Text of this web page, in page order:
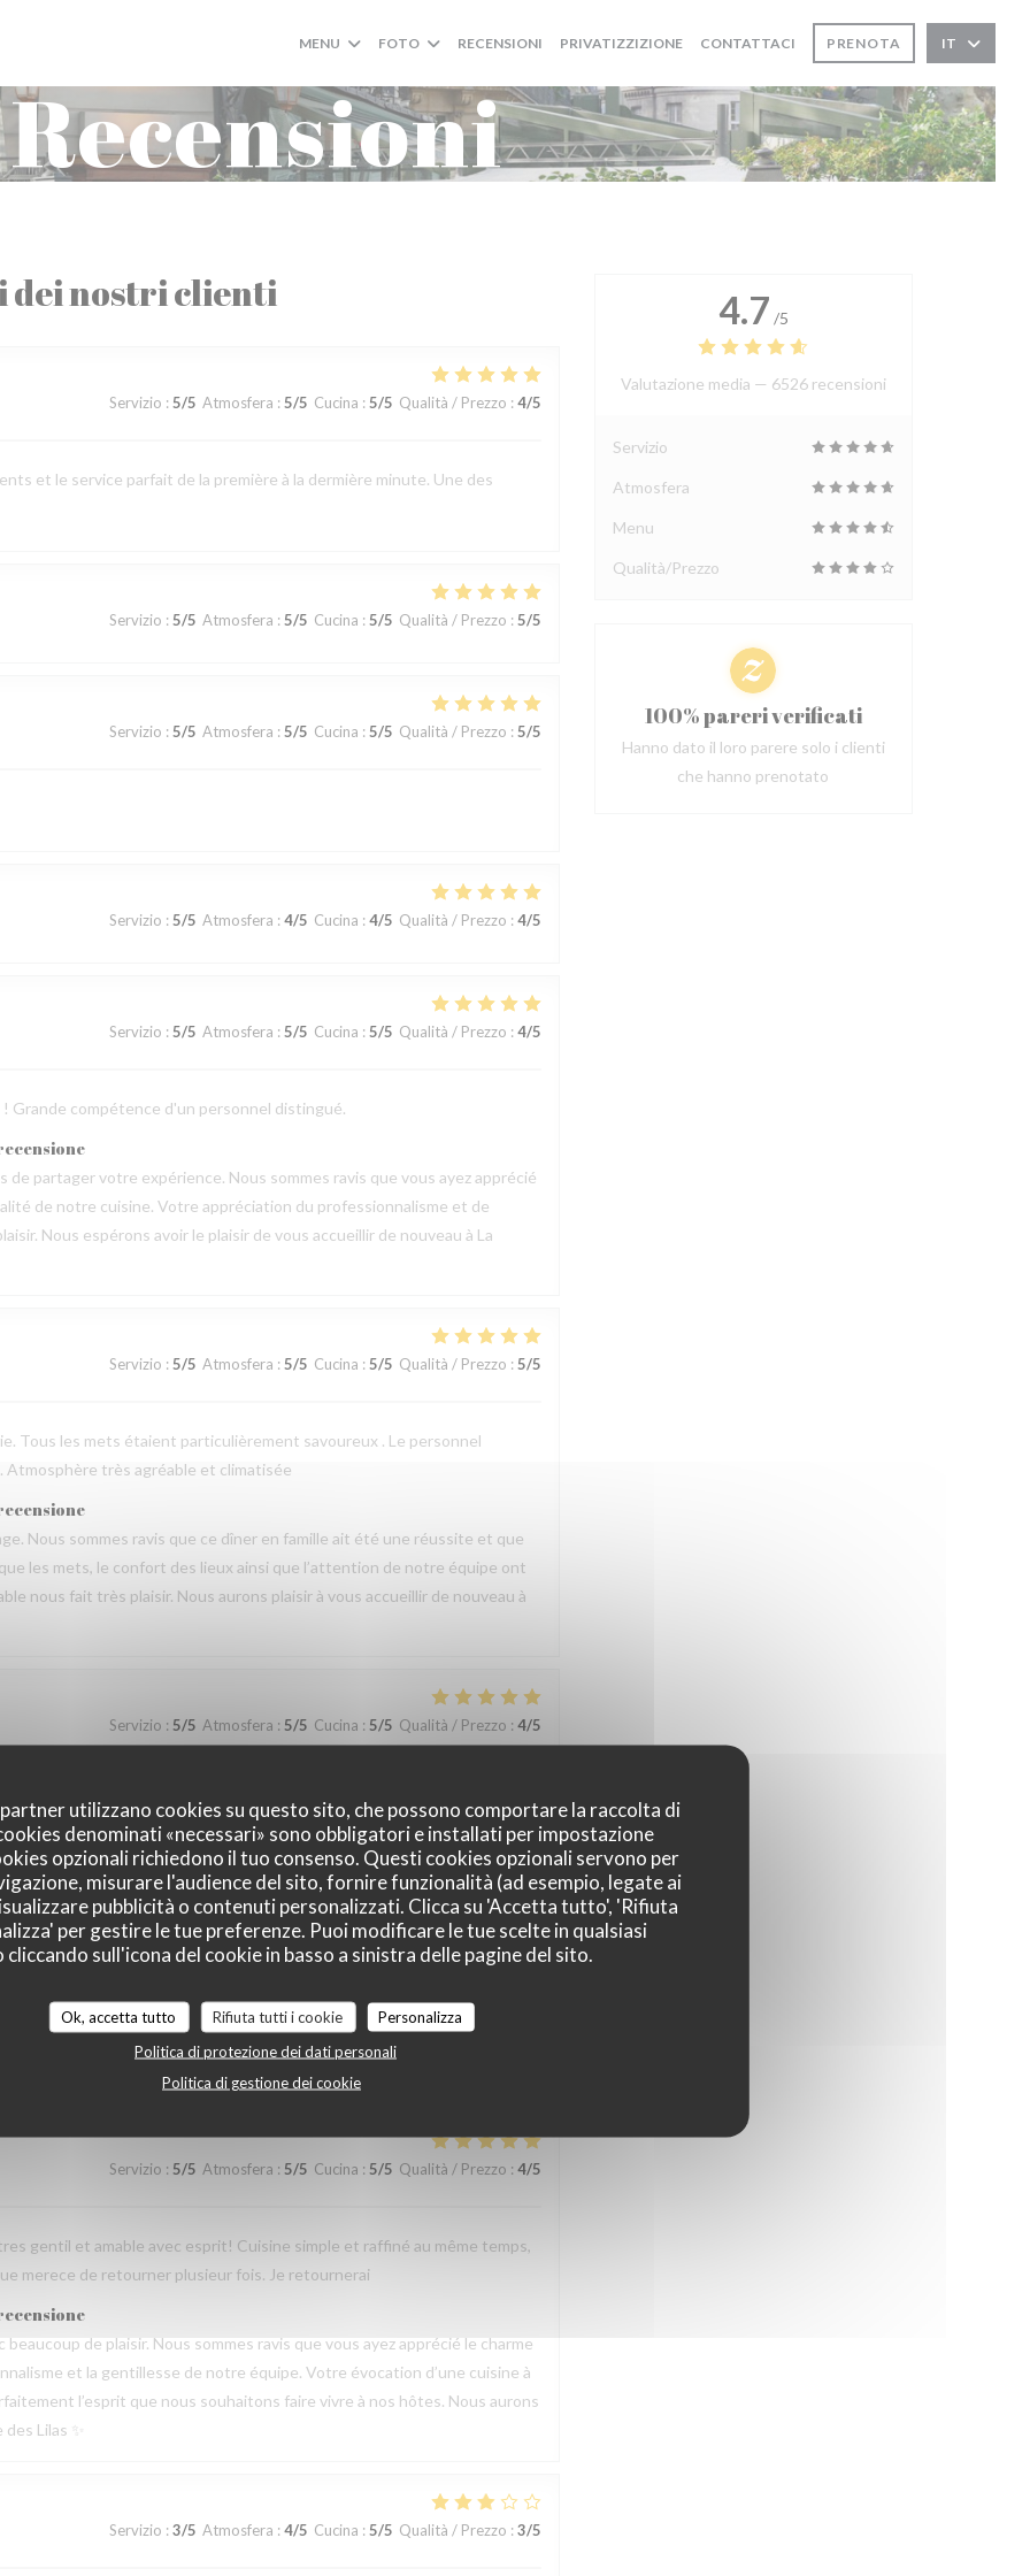
utilizzano cookies su questo sito, che possono comportare la raccolta di
denominati «necessari» sono obbligatori e installati per impostazione
opzionali richiedono il tuo consenso. Questi cookies opzionali servono per
misurare l'audience del sito, fornire funzionalità (ad esempio, legate ai
pubblicità o contenuti personalizzati. Clicca su 'Accetta tutto', 'Rifiuta
per gestire le tue preferenze. Puoi modificare le tue scelte in qualsiasi
sull'icona del cookie in basso a sinistra delle pagine del sito.
Ok, accetta tutto Rifiuta tutti i cookie
Personalizza
Politica di protezione dei dati personali
Politica di gestione dei cookie
MENU FOTO RECENSIONI PRIVATIZZIZIONE CONTATTACI PRENOTA IT
Recensioni
dei nostri clienti
Servizio : 5/5 Atmosfera : 5/5 Cucina : 5/5 Qualità / Prezzo : 4/5
et le service parfait de la première à la dermière minute. Une des
Servizio : 5/5 Atmosfera : 5/5 Cucina : 5/5 Qualità / Prezzo : 5/5
Servizio : 5/5 Atmosfera : 5/5 Cucina : 5/5 Qualità / Prezzo : 5/5
Servizio : 5/5 Atmosfera : 4/5 Cucina : 4/5 Qualità / Prezzo : 4/5
Servizio : 5/5 Atmosfera : 5/5 Cucina : 5/5 Qualità / Prezzo : 4/5
Grande compétence d'un personnel distingué.
de partager votre expérience. Nous sommes ravis que vous ayez apprécié
de notre cuisine. Votre appréciation du professionnalisme et de
Nous espérons avoir le plaisir de vous accueillir de nouveau à La
Servizio : 5/5 Atmosfera : 5/5 Cucina : 5/5 Qualità / Prezzo : 5/5
Tous les mets étaient particulièrement savoureux . Le personnel
très agréable et climatisée
Nous sommes ravis que ce dîner en famille ait été une réussite et que
les mets, le confort des lieux ainsi que l’attention de notre équipe ont
nous fait très plaisir. Nous aurons plaisir à vous accueillir de nouveau à
Servizio : 5/5 Atmosfera : 5/5 Cucina : 5/5 Qualità / Prezzo : 4/5
services attentionnés et les plats savoureux.
vous ayez passé un agréable moment à La Closerie des Lilas et que
notre équipe ainsi que la qualité de la cuisine. Savoir que cette
fait très plaisir. Nous serons heureux de vous accueillir de nouveau à La
Servizio:5/5 Atmosfera:5/5 Cucina:5/5
Servizio : 5/5 Atmosfera : 5/5 Cucina : 5/5 Qualità / Prezzo : 4/5
gentil et amable avec esprit! Cuisine simple et raffiné au même temps,
merece de retourner plusieur fois. Je retournerai
de plaisir. Nous sommes ravis que vous ayez apprécié le charme
et la gentillesse de notre équipe. Votre évocation d’une cuisine à
l’esprit que nous souhaitons faire vivre à nos hôtes. Nous aurons
Lilas ✨
Servizio : 3/5 Atmosfera : 4/5 Cucina : 5/5 Qualità / Prezzo : 3/5
4.7 /5
Valutazione media — 6526 recensioni
Servizio
Atmosfera
Menu
Qualità/Prezzo
100% pareri verificati
Hanno dato il loro parere solo i clienti
che hanno prenotato